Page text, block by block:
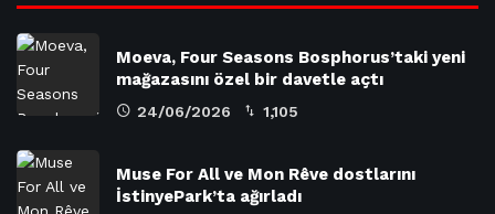
Moeva, Four Seasons Bosphorus’taki yeni
mağazasını özel bir davetle açtı
24/06/2026 1,105
Muse For All ve Mon Rêve dostlarını
İstinyePark’ta ağırladı